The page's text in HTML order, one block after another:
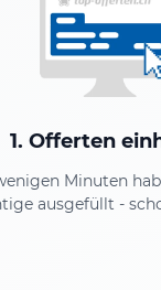
1. Offerten
Minuten
ausgefüllt -